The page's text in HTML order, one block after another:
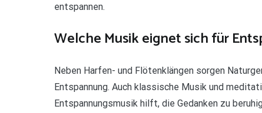
entspannen.
Welche Musik eignet sich für
Neben Harfen- und Flötenklängen sorgen
Entspannung. Auch klassische Musik und
Entspannungsmusik hilft, die Gedanken zu